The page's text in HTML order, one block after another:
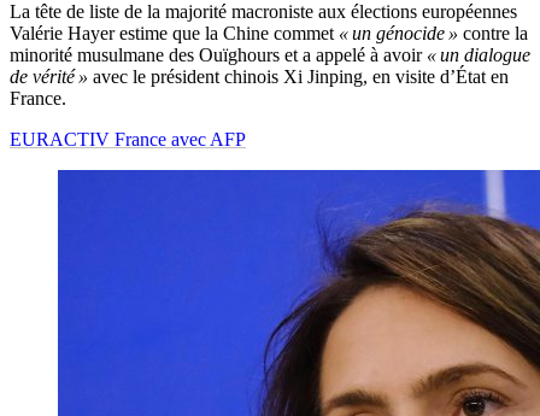
La tête de liste de la majorité macroniste aux élections européennes
Valérie Hayer estime que la Chine commet « un génocide » contre la
minorité musulmane des Ouïghours et a appelé à avoir « un dialogue
de vérité » avec le président chinois Xi Jinping, en visite d’État en
France.
EURACTIV France avec AFP